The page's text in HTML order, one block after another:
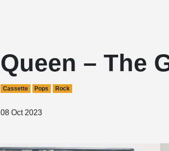
Queen – The
Cassette Pops Rock
08 Oct 2023